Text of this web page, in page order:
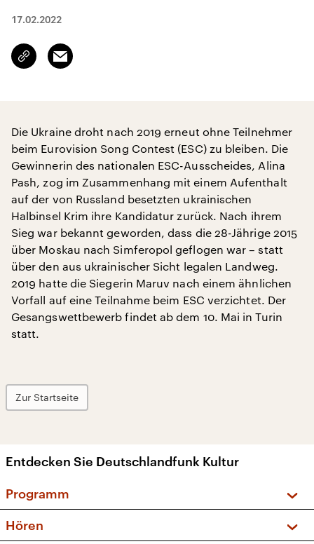
17.02.2022
Link
kopieren/teilen
Email
Die Ukraine droht nach 2019 erneut ohne Teilnehmer
beim Eurovision Song Contest (ESC) zu bleiben. Die
Gewinnerin des nationalen ESC-Ausscheides, Alina
Pash, zog im Zusammenhang mit einem Aufenthalt
auf der von Russland besetzten ukrainischen
Halbinsel Krim ihre Kandidatur zurück. Nach ihrem
Sieg war bekannt geworden, dass die 28-Jährige 2015
über Moskau nach Simferopol geflogen war – statt
über den aus ukrainischer Sicht legalen Landweg.
2019 hatte die Siegerin Maruv nach einem ähnlichen
Vorfall auf eine Teilnahme beim ESC verzichtet. Der
Gesangswettbewerb findet ab dem 10. Mai in Turin
statt.
Zur Startseite
Entdecken Sie Deutschlandfunk Kultur
Programm
Hören